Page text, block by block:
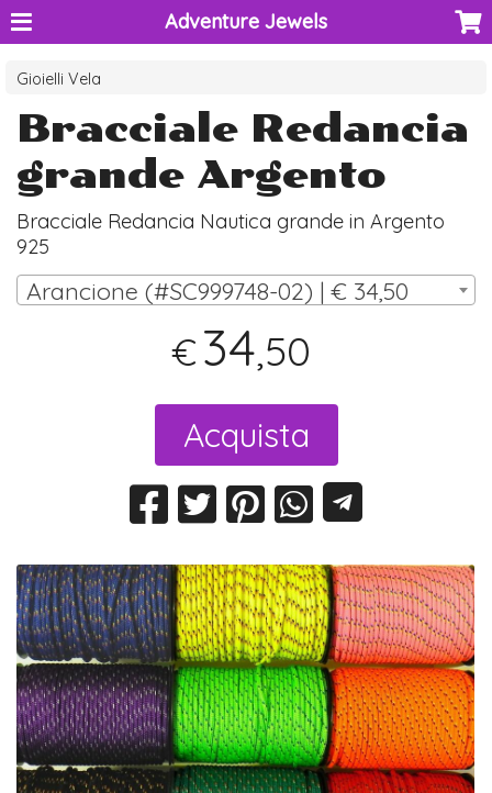
Adventure Jewels
Gioielli Vela
Bracciale Redancia
grande Argento
Bracciale Redancia Nautica grande in Argento
925
Arancione (#SC999748-02) | € 34,50
€34,50
Acquista